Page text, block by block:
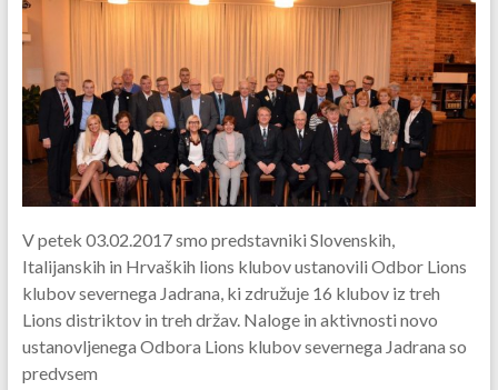
V petek 03.02.2017 smo predstavniki Slovenskih,
Italijanskih in Hrvaških lions klubov ustanovili Odbor Lions
klubov severnega Jadrana, ki združuje 16 klubov iz treh
Lions distriktov in treh držav. Naloge in aktivnosti novo
ustanovljenega Odbora Lions klubov severnega Jadrana so
predvsem